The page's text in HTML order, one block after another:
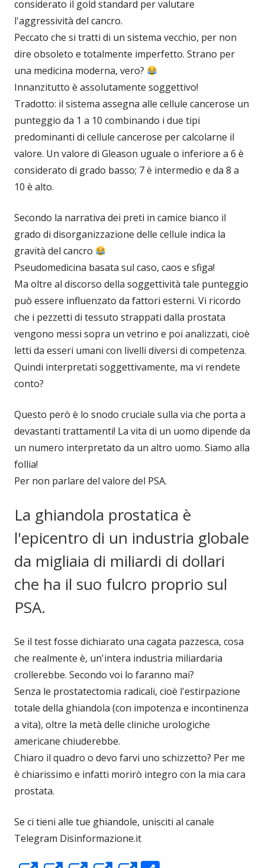
considerato il gold standard per valutare
l'aggressività del cancro.
Peccato che si tratti di un sistema vecchio, per non
dire obsoleto e totalmente imperfetto. Strano per
una medicina moderna, vero?
Innanzitutto è assolutamente soggettivo!
Tradotto: il sistema assegna alle cellule cancerose un
punteggio da 1 a 10 combinando i due tipi
predominanti di cellule cancerose per calcolarne il
valore. Un valore di Gleason uguale o inferiore a 6 è
considerato di grado basso; 7 è intermedio e da 8 a
10 è alto.
Secondo la narrativa dei preti in camice bianco il
grado di disorganizzazione delle cellule indica la
gravità del cancro
Pseudomedicina basata sul caso, caos e sfiga!
Ma oltre al discorso della soggettività tale punteggio
può essere influenzato da fattori esterni. Vi ricordo
che i pezzetti di tessuto strappati dalla prostata
vengono messi sopra un vetrino e poi analizzati, cioè
letti da esseri umani con livelli diversi di competenza.
Quindi interpretati soggettivamente, ma vi rendete
conto?
Questo però è lo snodo cruciale sulla via che porta a
devastanti trattamenti! La vita di un uomo dipende da
un numero interpretato da un altro uomo. Siamo alla
follia!
Per non parlare del valore del PSA.
La ghiandola prostatica è
l'epicentro di un industria globale
da migliaia di miliardi di dollari
che ha il suo fulcro proprio sul
PSA.
Se il test fosse dichiarato una cagata pazzesca, cosa
che realmente è, un'intera industria miliardaria
crollerebbe. Secondo voi lo faranno mai?
Senza le prostatectomia radicali, cioè l'estirpazione
totale della ghiandola (con impotenza e incontinenza
a vita), oltre la metà delle cliniche urologiche
americane chiuderebbe.
Chiaro il quadro o devo farvi uno schizzetto? Per me
è chiarissimo e infatti morirò integro con la mia cara
prostata.
Se ci tieni alle tue ghiandole, unisciti al canale
Telegram Disinformazione.it